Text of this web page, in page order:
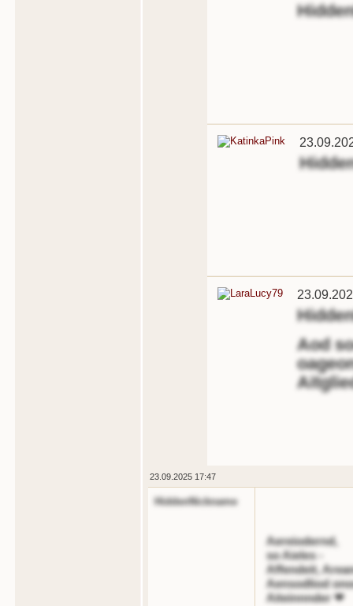
Aod
23.09.2025 17:47
HiddenNickname
Aereiodernd,
so Aieles -
Affendeit,
Aensodliod
Aiteinnnder ❤